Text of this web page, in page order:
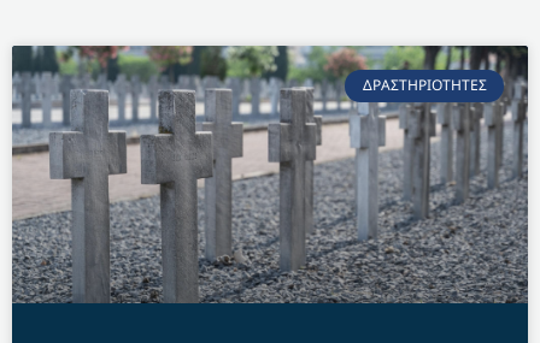
ΔΡΑΣΤΗΡΙΟΤΗΤΕΣ